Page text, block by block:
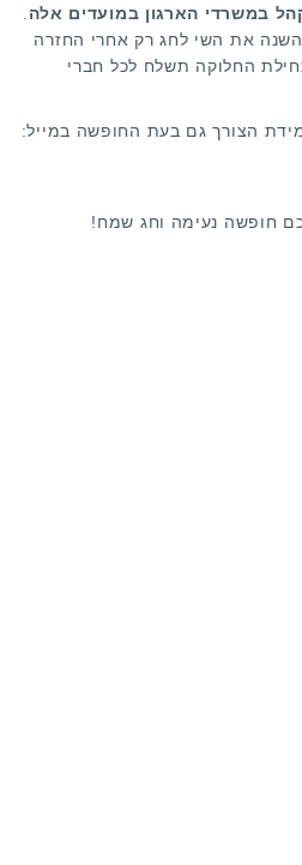
במשרדי הארגון במועדים אלה
השנה את השי לחג רק אחרי החזרה
החלוקה תשלח לכל חברי
הצורך גם בעת החופשה במייל:
חופשה נעימה וחג שמח!